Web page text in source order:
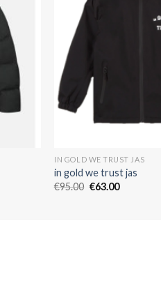
IN GOLD WE TRUST JAS
in gold we trust jas
€95.00 €63.00